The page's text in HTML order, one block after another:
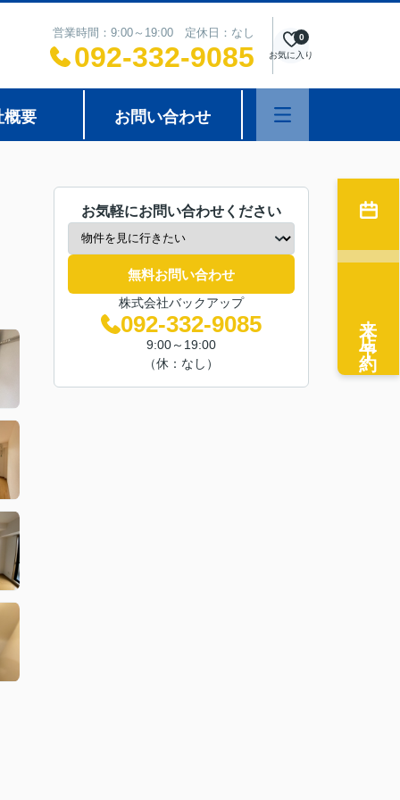
営業時間：9:00～19:00 定休日：なし
092-332-9085 お気に入り
0
概要 お問い合わせ
お気軽にお問い合わせください
無料お問い合わせ
株式会社バックアップ
092-332-9085
9:00～19:00
（休：なし）
来店予約